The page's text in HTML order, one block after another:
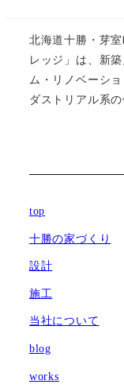
北海道十勝・芽
レッジ」は、新
ム・リノベーシ
ダストリアル系
top
十勝の家づくり
設計
施工
当社について
blog
works